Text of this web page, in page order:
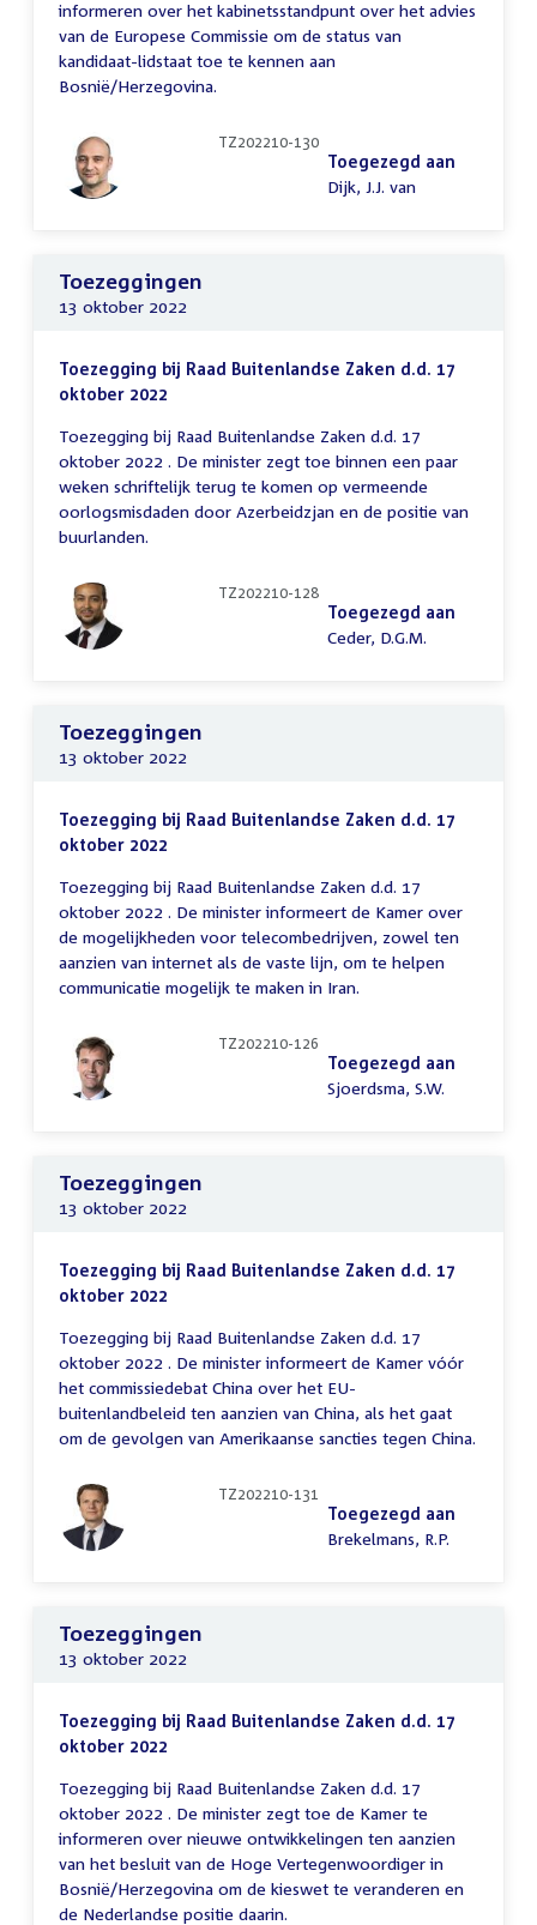
informeren over het kabinetsstandpunt over het advies
van de Europese Commissie om de status van
kandidaat-lidstaat toe te kennen aan
Bosnië/Herzegovina.
TZ202210-130
Toegezegd aan
Dijk, J.J. van
Toezeggingen
13 oktober 2022
Toezegging bij Raad Buitenlandse Zaken d.d. 17
oktober 2022
Toezegging bij Raad Buitenlandse Zaken d.d. 17
oktober 2022 . De minister zegt toe binnen een paar
weken schriftelijk terug te komen op vermeende
oorlogsmisdaden door Azerbeidzjan en de positie van
buurlanden.
TZ202210-128
Toegezegd aan
Ceder, D.G.M.
Toezeggingen
13 oktober 2022
Toezegging bij Raad Buitenlandse Zaken d.d. 17
oktober 2022
Toezegging bij Raad Buitenlandse Zaken d.d. 17
oktober 2022 . De minister informeert de Kamer over
de mogelijkheden voor telecombedrijven, zowel ten
aanzien van internet als de vaste lijn, om te helpen
communicatie mogelijk te maken in Iran.
TZ202210-126
Toegezegd aan
Sjoerdsma, S.W.
Toezeggingen
13 oktober 2022
Toezegging bij Raad Buitenlandse Zaken d.d. 17
oktober 2022
Toezegging bij Raad Buitenlandse Zaken d.d. 17
oktober 2022 . De minister informeert de Kamer vóór
het commissiedebat China over het EU-
buitenlandbeleid ten aanzien van China, als het gaat
om de gevolgen van Amerikaanse sancties tegen China.
TZ202210-131
Toegezegd aan
Brekelmans, R.P.
Toezeggingen
13 oktober 2022
Toezegging bij Raad Buitenlandse Zaken d.d. 17
oktober 2022
Toezegging bij Raad Buitenlandse Zaken d.d. 17
oktober 2022 . De minister zegt toe de Kamer te
informeren over nieuwe ontwikkelingen ten aanzien
van het besluit van de Hoge Vertegenwoordiger in
Bosnië/Herzegovina om de kieswet te veranderen en
de Nederlandse positie daarin.